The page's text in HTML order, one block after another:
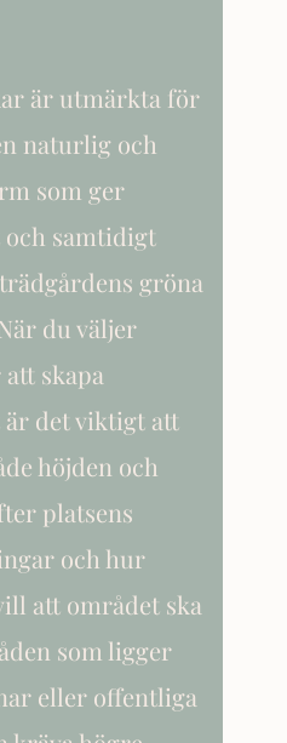
är utmärkta för
naturlig och
som ger
samtidigt
gröna
du väljer
skapa
det viktigt att
höjden och
platsens
och hur
att området ska
som ligger
eller offentliga